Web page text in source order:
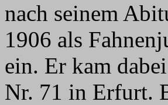
nach seinem
1906 als
ein. Er kam
Nr. 71 in Erfurt.